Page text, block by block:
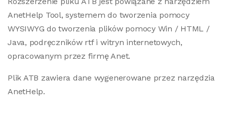
AnetHelp Tool, systemem do tworzenia pomocy
WYSIWYG do tworzenia plików pomocy Win / HTML /
Java, podręczników rtf i witryn internetowych,
opracowanym przez firmę Anet.
Plik ATB zawiera dane wygenerowane przez narzędzia
AnetHelp.